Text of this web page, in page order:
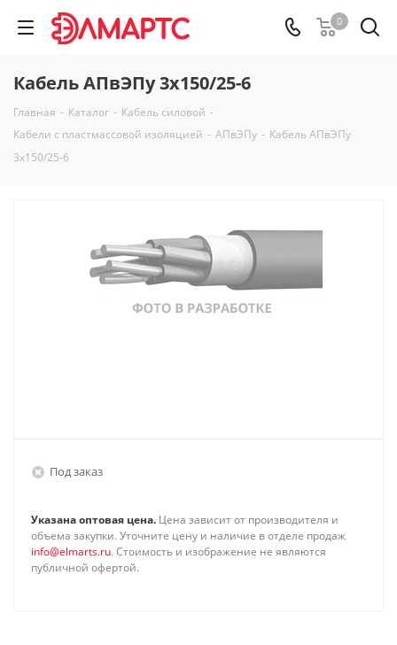
0
Кабель АПвЭПу 3х150/25-6
Главная - Каталог - Кабель силовой -
Кабели с пластмассовой изоляцией - АПвЭПу - Кабель АПвЭПу
3х150/25-6
Под заказ
Указана оптовая цена. Цена зависит от производителя и
объема закупки. Уточните цену и наличие в отделе продаж
info@elmarts.ru. Стоимость и изображение не являются
публичной офертой.